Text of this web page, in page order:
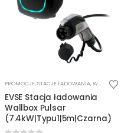
produktu
PROMOCJE,STACJE ŁADOWANIA,WALLBOX
EVSE Stacja ładowania
Wallbox Pulsar
(7.4kW|Typu1|5m|Czarna)